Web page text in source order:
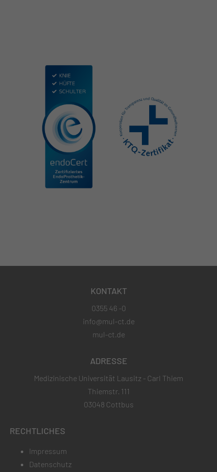
KONTAKT
0355 46 -0
info@mul-ct.de
mul-ct.de
ADRESSE
Medizinische Universität Lausitz - Carl Thiem
Thiemstr. 111
03048 Cottbus
RECHTLICHES
Impressum
Datenschutz